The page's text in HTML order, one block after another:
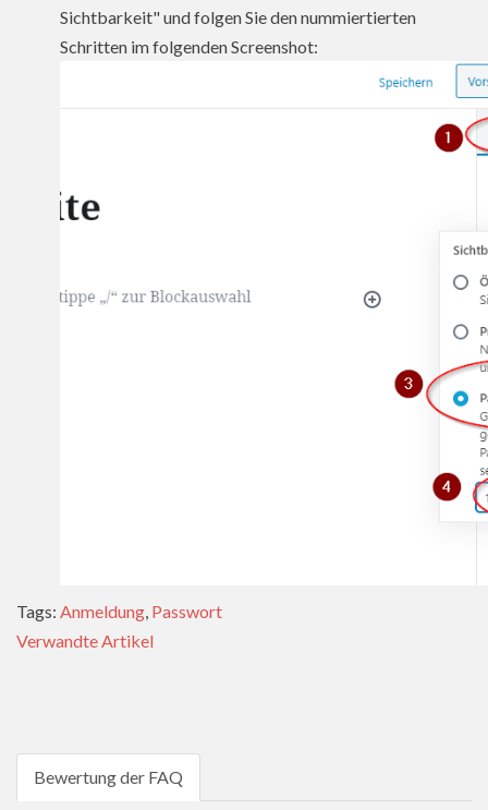
Sichtbarkeit" und folgen Sie den nummiertierten
Schritten im folgenden Screenshot:
Tags: Anmeldung, Passwort
Verwandte Artikel
Bewertung der FAQ